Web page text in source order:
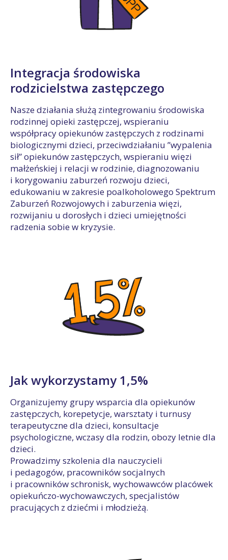
Integracja środowiska
rodzicielstwa zastępczego
Nasze działania służą zintegrowaniu środowiska
rodzinnej opieki zastępczej, wspieraniu
współpracy opiekunów zastępczych z rodzinami
biologicznymi dzieci, przeciwdziałaniu ”wypalenia
sił” opiekunów zastępczych, wspieraniu więzi
małżeńskiej i relacji w rodzinie, diagnozowaniu
i korygowaniu zaburzeń rozwoju dzieci,
edukowaniu w zakresie poalkoholowego Spektrum
Zaburzeń Rozwojowych i zaburzenia więzi,
rozwijaniu u dorosłych i dzieci umiejętności
radzenia sobie w kryzysie.
Jak wykorzystamy 1,5%
Organizujemy grupy wsparcia dla opiekunów
zastępczych, korepetycje, warsztaty i turnusy
terapeutyczne dla dzieci, konsultacje
psychologiczne, wczasy dla rodzin, obozy letnie dla
dzieci.
Prowadzimy szkolenia dla nauczycieli
i pedagogów, pracowników socjalnych
i pracowników schronisk, wychowawców placówek
opiekuńczo-wychowawczych, specjalistów
pracujących z dziećmi i młodzieżą.